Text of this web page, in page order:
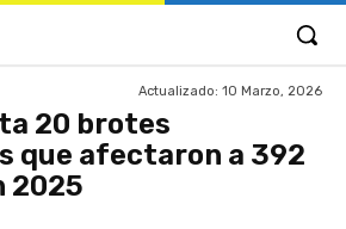
Actualizado: 10 Marzo, 2026
20 brotes
que afectaron a 392
2025